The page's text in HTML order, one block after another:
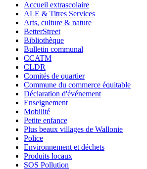
Accueil extrascolaire
ALE & Titres Services
Arts, culture & nature
BetterStreet
Bibliothèque
Bulletin communal
CCATM
CLDR
Comités de quartier
Commune du commerce équitable
Déclaration d'événement
Enseignement
Mobilité
Petite enfance
Plus beaux villages de Wallonie
Police
Environnement et déchets
Produits locaux
SOS Pollution